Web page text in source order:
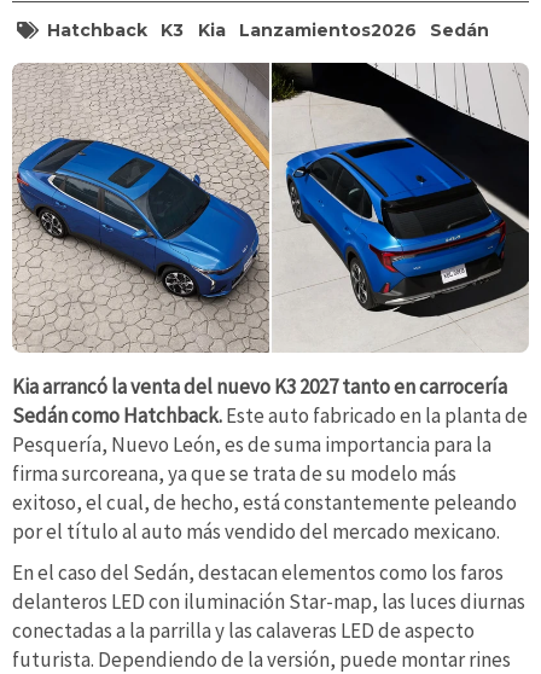
Hatchback K3 Kia Lanzamientos2026 Sedán
Kia arrancó la venta del nuevo K3 2027 tanto en carrocería
Sedán como Hatchback.Este auto fabricado en la planta de
Pesquería, Nuevo León, es de suma importancia para la
firma surcoreana, ya que se trata de su modelo más
exitoso, el cual, de hecho, está constantemente peleando
por el título al auto más vendido del mercado mexicano.
En el caso del Sedán, destacan elementos como los faros
delanteros LED con iluminación Star-map, las luces diurnas
conectadas a la parrilla y las calaveras LED de aspecto
futurista. Dependiendo de la versión, puede montar rines